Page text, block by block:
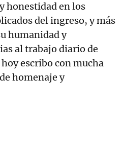
honestidad en los
del ingreso, y más
humanidad y
al trabajo diario de
escribo con mucha
homenaje y